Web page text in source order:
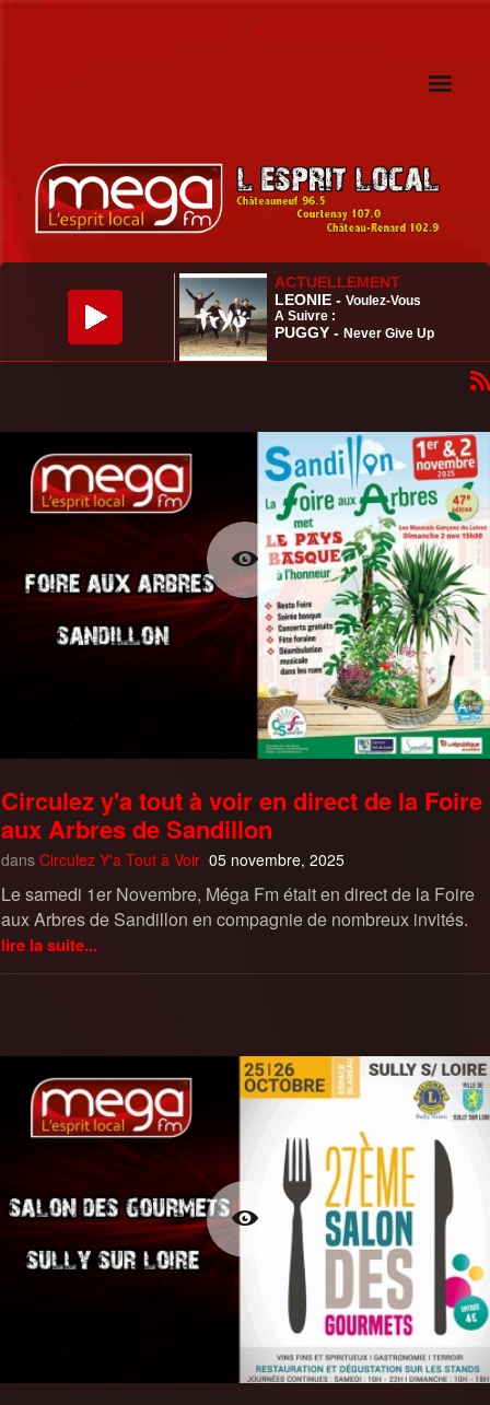
Circulez y'a tout à voir en direct de la Foire
aux Arbres de Sandillon
dans Circulez Y'a Tout à Voir 05 novembre, 2025
Le samedi 1er Novembre, Méga Fm était en direct de la Foire
aux Arbres de Sandillon en compagnie de nombreux invités.
lire la suite...